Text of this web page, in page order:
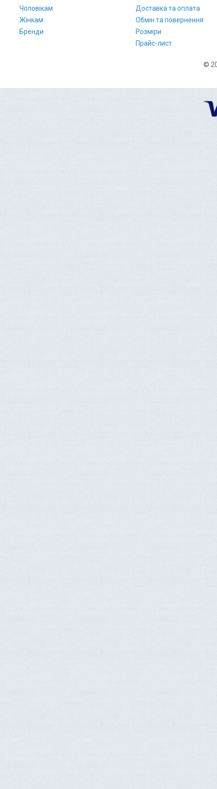
Чоловікам
Жінкам
Бренди
Доставка та оплата
Обмін та повернення
Розміри
Прайс-лист
©